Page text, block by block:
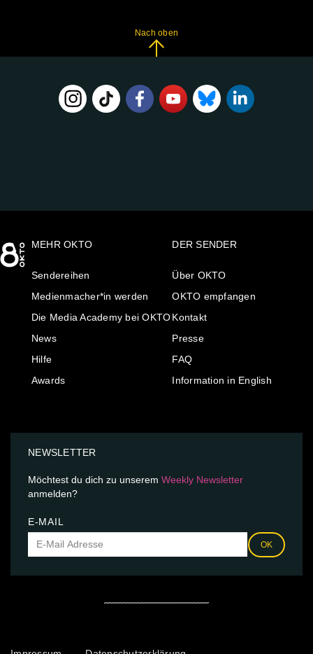
Nach oben
MEHR OKTO
Sendereihen
Medienmacher*in werden
Die Media Academy bei OKTO
News
Hilfe
Awards
DER SENDER
Über OKTO
OKTO empfangen
Kontakt
Presse
FAQ
Information in English
NEWSLETTER
Möchtest du dich zu unserem Weekly Newsletter
anmelden?
E-MAIL
OK